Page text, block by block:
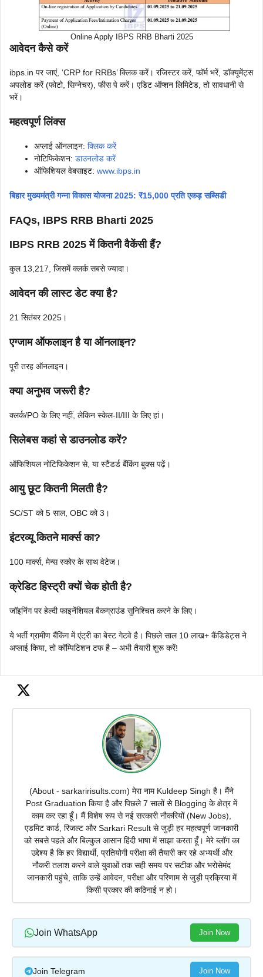
Online Apply IBPS RRB Bharti 2025
आवेदन कैसे करें
ibps.in पर जाएं, ‘CRP for RRBs’ क्लिक करें। रजिस्टर करें, फॉर्म भरें, डॉक्यूमेंट्स
अपलोड करें (फोटो, सिग्नेचर), फीस पे करें। एडिट ऑप्शन लिमिटेड, तो सावधानी से
भरें।
महत्वपूर्ण लिंक्स
अप्लाई ऑनलाइन: क्लिक करें
नोटिफिकेशन: डाउनलोड करें
ऑफिशियल वेबसाइट: www.ibps.in
बिहार मुख्यमंत्री गन्ना विकास योजना 2025: ₹15,000 प्रति एकड़ सब्सिडी
FAQs, IBPS RRB Bharti 2025
IBPS RRB 2025 में कितनी वैकेंसी हैं?
कुल 13,217, जिसमें क्लर्क सबसे ज्यादा।
आवेदन की लास्ट डेट क्या है?
21 सितंबर 2025।
एग्जाम ऑफलाइन है या ऑनलाइन?
पूरी तरह ऑनलाइन।
क्या अनुभव जरूरी है?
क्लर्क/PO के लिए नहीं, लेकिन स्केल-II/III के लिए हां।
सिलेबस कहां से डाउनलोड करें?
ऑफिशियल नोटिफिकेशन से, या स्टैंडर्ड बैंकिंग बुक्स पढ़ें।
आयु छूट कितनी मिलती है?
SC/ST को 5 साल, OBC को 3।
इंटरव्यू कितने मार्क्स का?
100 मार्क्स, मेन्स स्कोर के साथ वेटेज।
क्रेडिट हिस्ट्री क्यों चेक होती है?
जॉइनिंग पर हेल्दी फाइनेंशियल बैकग्राउंड सुनिश्चित करने के लिए।
ये भर्ती ग्रामीण बैंकिंग में एंट्री का बेस्ट गेटवे है। पिछले साल 10 लाख+ कैंडिडेट्स ने
अप्लाई किया, तो कॉम्पिटिशन टफ है – अभी तैयारी शुरू करें!
(About - sarkaririsults.com) मेरा नाम Kuldeep Singh है। मैंने
Post Graduation किया है और पिछले 7 सालों से Blogging के क्षेत्र में
काम कर रहा हूँ। मैं विशेष रूप से नई सरकारी नौकरियों (New Jobs),
एडमिट कार्ड, रिजल्ट और Sarkari Result से जुड़ी हर महत्वपूर्ण जानकारी
को सबसे पहले और बिल्कुल आसान हिंदी भाषा में साझा करता हूँ। मेरे ब्लॉग का
उद्देश्य है कि हर विद्यार्थी, प्रतियोगी परीक्षा की तैयारी कर रहे अभ्यर्थी और
नौकरी तलाश करने वाले युवाओं तक सही समय पर सटीक और भरोसेमंद
जानकारी पहुंचे, ताकि उन्हें आवेदन, परीक्षा और परिणाम से जुड़ी प्रक्रिया में
किसी प्रकार की कठिनाई न हो।
Join WhatsApp Join Now
Join Telegram Join Now